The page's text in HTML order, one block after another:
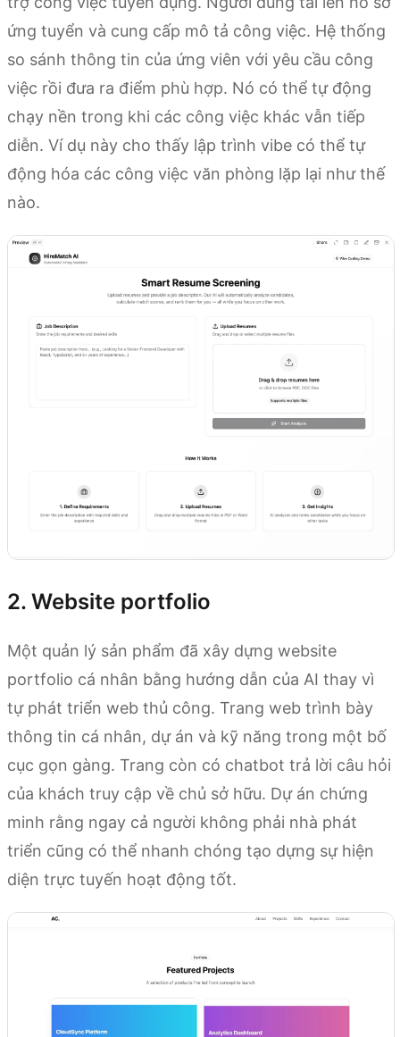
ứng tuyển và cung cấp mô tả công việc. Hệ thống
so sánh thông tin của ứng viên với yêu cầu công
việc rồi đưa ra điểm phù hợp. Nó có thể tự động
chạy nền trong khi các công việc khác vẫn tiếp
diễn. Ví dụ này cho thấy lập trình vibe có thể tự
động hóa các công việc văn phòng lặp lại như thế
nào.
2. Website portfolio
Một quản lý sản phẩm đã xây dựng website
portfolio cá nhân bằng hướng dẫn của AI thay vì
tự phát triển web thủ công. Trang web trình bày
thông tin cá nhân, dự án và kỹ năng trong một bố
cục gọn gàng. Trang còn có chatbot trả lời câu hỏi
của khách truy cập về chủ sở hữu. Dự án chứng
minh rằng ngay cả người không phải nhà phát
triển cũng có thể nhanh chóng tạo dựng sự hiện
diện trực tuyến hoạt động tốt.